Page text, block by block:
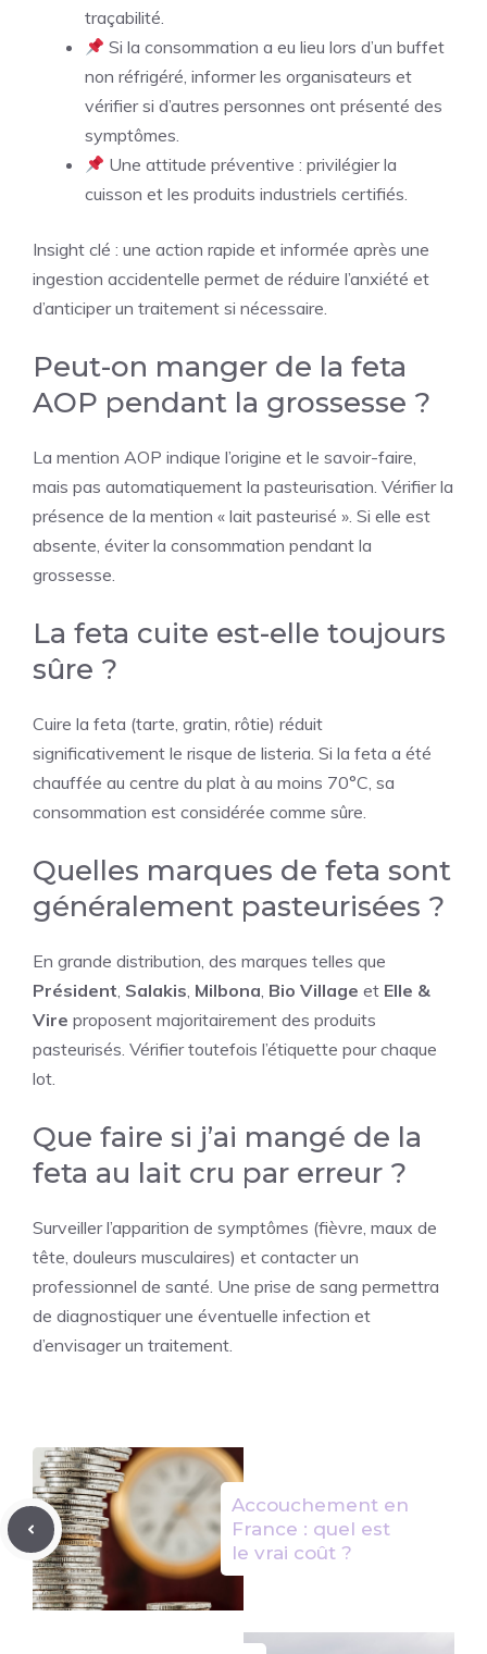
traçabilité.
Si la consommation a eu lieu lors d’un buffet
non réfrigéré, informer les organisateurs et
vérifier si d’autres personnes ont présenté des
symptômes.
Une attitude préventive : privilégier la
cuisson et les produits industriels certifiés.
Insight clé : une action rapide et informée après une
ingestion accidentelle permet de réduire l’anxiété et
d’anticiper un traitement si nécessaire.
Peut-on manger de la feta
AOP pendant la grossesse ?
La mention AOP indique l’origine et le savoir-faire,
mais pas automatiquement la pasteurisation. Vérifier la
présence de la mention « lait pasteurisé ». Si elle est
absente, éviter la consommation pendant la
grossesse.
La feta cuite est-elle toujours
sûre ?
Cuire la feta (tarte, gratin, rôtie) réduit
significativement le risque de listeria. Si la feta a été
chauffée au centre du plat à au moins 70°C, sa
consommation est considérée comme sûre.
Quelles marques de feta sont
généralement pasteurisées ?
En grande distribution, des marques telles que
Président, Salakis, Milbona, Bio Village et Elle &
Vire proposent majoritairement des produits
pasteurisés. Vérifier toutefois l’étiquette pour chaque
lot.
Que faire si j’ai mangé de la
feta au lait cru par erreur ?
Surveiller l’apparition de symptômes (fièvre, maux de
tête, douleurs musculaires) et contacter un
professionnel de santé. Une prise de sang permettra
de diagnostiquer une éventuelle infection et
d’envisager un traitement.
Accouchement en
France : quel est
le vrai coût ?